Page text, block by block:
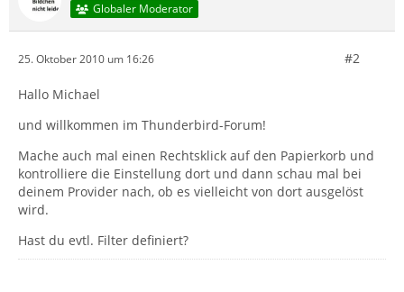
Globaler Moderator
25. Oktober 2010 um 16:26 #2
Hallo Michael
und willkommen im Thunderbird-Forum!
Mache auch mal einen Rechtsklick auf den Papierkorb und
kontrolliere die Einstellung dort und dann schau mal bei
deinem Provider nach, ob es vielleicht von dort ausgelöst
wird.
Hast du evtl. Filter definiert?